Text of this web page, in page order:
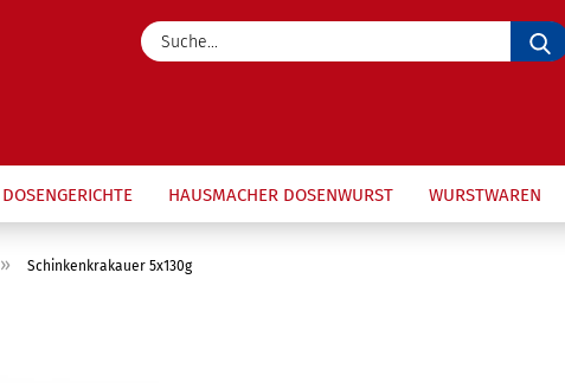
DOSENGERICHTE HAUSMACHER DOSENWURST WURSTWAREN
» Schinkenkrakauer 5x130g